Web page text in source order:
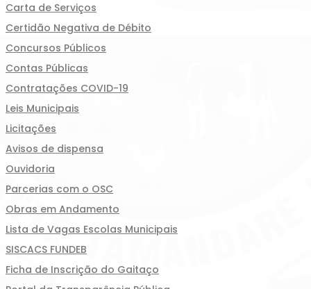
Carta de Serviços
Certidão Negativa de Débito
Concursos Públicos
Contas Públicas
Contratações COVID-19
Leis Municipais
Licitações
Avisos de dispensa
Ouvidoria
Parcerias com o OSC
Obras em Andamento
Lista de Vagas Escolas Municipais
SISCACS FUNDEB
Ficha de Inscrição do Gaitaço